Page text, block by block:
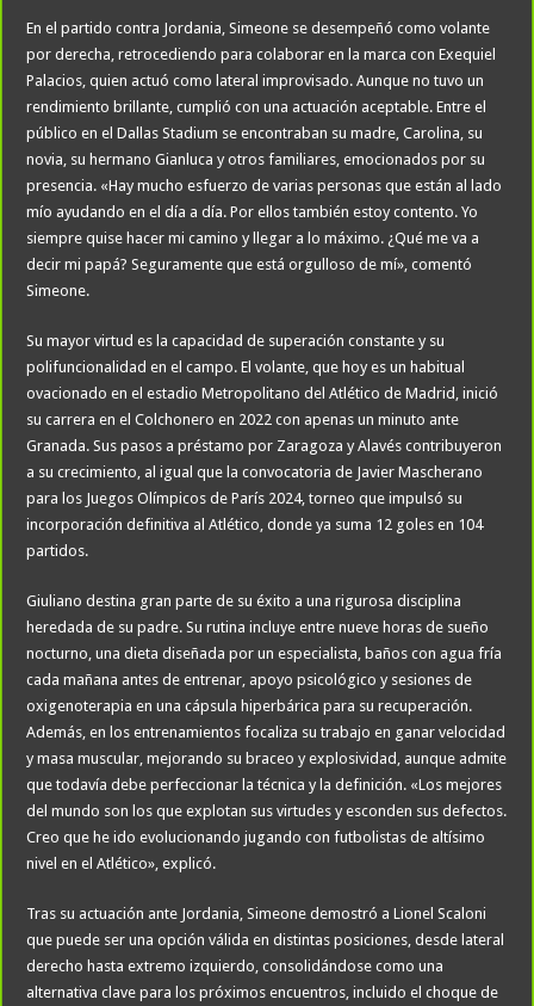
En el partido contra Jordania, Simeone se desempeñó como volante
por derecha, retrocediendo para colaborar en la marca con Exequiel
Palacios, quien actuó como lateral improvisado. Aunque no tuvo un
rendimiento brillante, cumplió con una actuación aceptable. Entre el
público en el Dallas Stadium se encontraban su madre, Carolina, su
novia, su hermano Gianluca y otros familiares, emocionados por su
presencia. «Hay mucho esfuerzo de varias personas que están al lado
mío ayudando en el día a día. Por ellos también estoy contento. Yo
siempre quise hacer mi camino y llegar a lo máximo. ¿Qué me va a
decir mi papá? Seguramente que está orgulloso de mí», comentó
Simeone.
Su mayor virtud es la capacidad de superación constante y su
polifuncionalidad en el campo. El volante, que hoy es un habitual
ovacionado en el estadio Metropolitano del Atlético de Madrid, inició
su carrera en el Colchonero en 2022 con apenas un minuto ante
Granada. Sus pasos a préstamo por Zaragoza y Alavés contribuyeron
a su crecimiento, al igual que la convocatoria de Javier Mascherano
para los Juegos Olímpicos de París 2024, torneo que impulsó su
incorporación definitiva al Atlético, donde ya suma 12 goles en 104
partidos.
Giuliano destina gran parte de su éxito a una rigurosa disciplina
heredada de su padre. Su rutina incluye entre nueve horas de sueño
nocturno, una dieta diseñada por un especialista, baños con agua fría
cada mañana antes de entrenar, apoyo psicológico y sesiones de
oxigenoterapia en una cápsula hiperbárica para su recuperación.
Además, en los entrenamientos focaliza su trabajo en ganar velocidad
y masa muscular, mejorando su braceo y explosividad, aunque admite
que todavía debe perfeccionar la técnica y la definición. «Los mejores
del mundo son los que explotan sus virtudes y esconden sus defectos.
Creo que he ido evolucionando jugando con futbolistas de altísimo
nivel en el Atlético», explicó.
Tras su actuación ante Jordania, Simeone demostró a Lionel Scaloni
que puede ser una opción válida en distintas posiciones, desde lateral
derecho hasta extremo izquierdo, consolidándose como una
alternativa clave para los próximos encuentros, incluido el choque de